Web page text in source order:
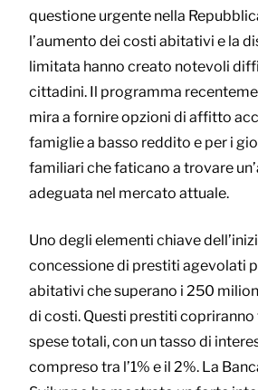
questione urgente nella
l’aumento dei costi abitativi e la
limitata hanno creato notevoli
cittadini. Il programma
mira a fornire opzioni di affitto
famiglie a basso reddito e per i
familiari che faticano a trovare
adeguata nel mercato attuale.
Uno degli elementi chiave
concessione di prestiti agevolati
abitativi che superano i 250
di costi. Questi prestiti copriranno
spese totali, con un tasso di
compreso tra l’1% e il 2%. La